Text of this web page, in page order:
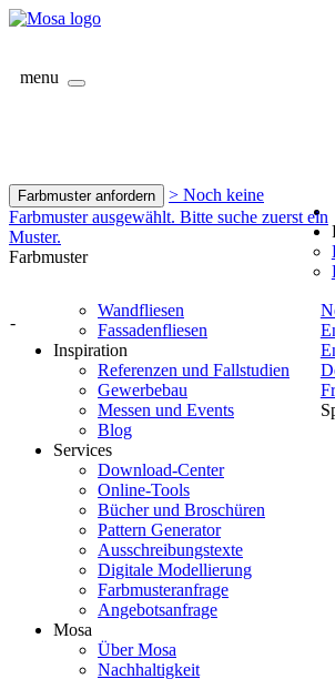
menu
Farbmuster anfordern
> Noch keine
Farbmuster ausgewählt. Bitte suche zuerst ein
Muster.
Farbmuster
-
Wandfliesen
Fassadenfliesen
Inspiration
Referenzen und Fallstudien
Gewerbebau
Messen und Events
Blog
Services
Download-Center
Online-Tools
Bücher und Broschüren
Pattern Generator
Ausschreibungstexte
Digitale Modellierung
Farbmusteranfrage
Angebotsanfrage
Mosa
Über Mosa
Nachhaltigkeit